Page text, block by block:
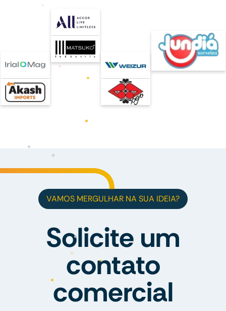
VAMOS MERGULHAR NA SUA IDEIA?
Solicite um
contato
comercial